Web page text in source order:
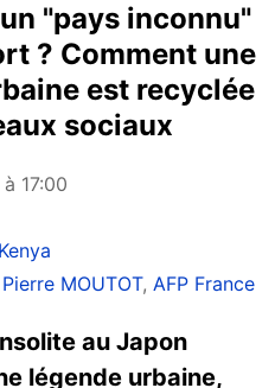
"pays inconnu"
? Comment une
est recyclée
sociaux
17:00
Pierre MOUTOT, AFP France
au Japon
légende urbaine,